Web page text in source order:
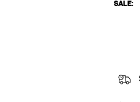
SALE: